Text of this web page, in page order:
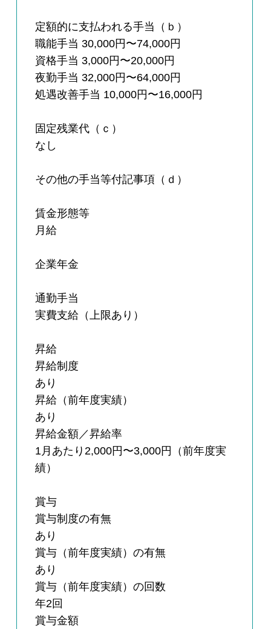
定額的に支払われる手当（ｂ）
職能手当 30,000円〜74,000円
資格手当 3,000円〜20,000円
夜勤手当 32,000円〜64,000円
処遇改善手当 10,000円〜16,000円
固定残業代（ｃ）
なし
その他の手当等付記事項（ｄ）
賃金形態等
月給
企業年金
通勤手当
実費支給（上限あり）
昇給
昇給制度
あり
昇給（前年度実績）
あり
昇給金額／昇給率
1月あたり2,000円〜3,000円（前年度実
績）
賞与
賞与制度の有無
あり
賞与（前年度実績）の有無
あり
賞与（前年度実績）の回数
年2回
賞与金額